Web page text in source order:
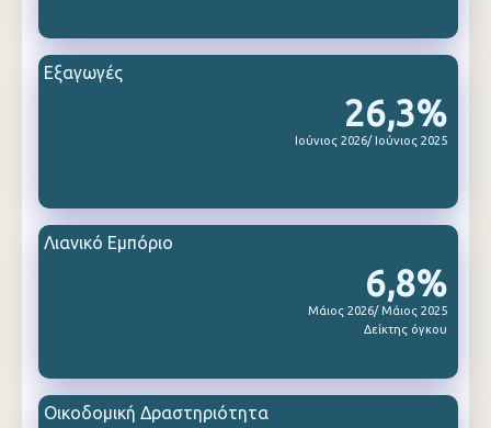
26,3%
Ιούνιος 2026/ Ιούνιος 2025
Εξαγωγές
6,8%
Μάιος 2026/ Μάιος 2025
Δείκτης όγκου
Λιανικό Εμπόριο
Οικοδομική Δραστηριότητα